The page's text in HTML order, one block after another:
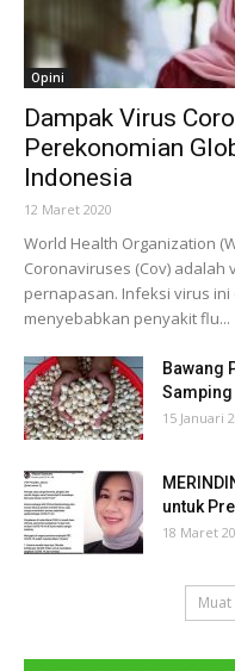
Opini
Dampak Virus
Perekonomian
Indonesia
12 Maret 2020
World Health Organization
Coronaviruses (Cov) adalah
pernapasan. Infeksi virus ini
menyebabkan penyakit flu...
Bawang
Samping
15 Januari
untuk
18 Maret